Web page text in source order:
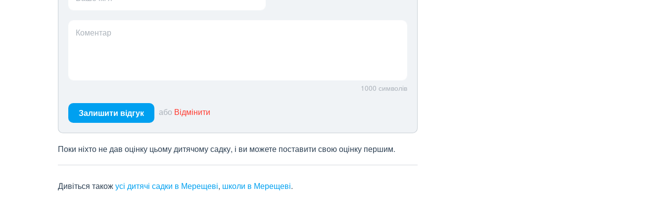
Коментар
1000 символів
Залишити відгук або Відмінити
Поки ніхто не дав оцінку цьому дитячому садку, і ви можете поставити свою оцінку першим.
Дивіться такожусі дитячі садки в Мерещеві, школи в Мерещеві.